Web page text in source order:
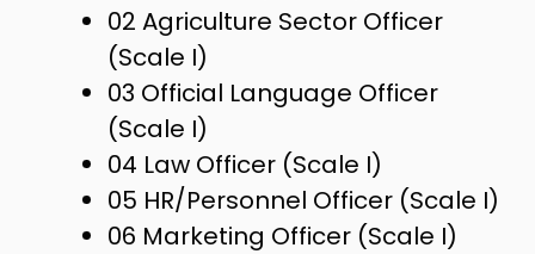
02 Agriculture Sector Officer
(Scale I)
03 Official Language Officer
(Scale I)
04 Law Officer (Scale I)
05 HR/Personnel Officer (Scale I)
06 Marketing Officer (Scale I)